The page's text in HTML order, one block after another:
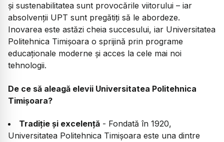
și sustenabilitatea sunt provocările viitorului – iar
absolvenții UPT sunt pregătiți să le abordeze.
Inovarea este astăzi cheia succesului, iar Universitatea
Politehnica Timișoara o sprijină prin programe
educaționale moderne și acces la cele mai noi
tehnologii.
De ce să aleagă elevii Universitatea Politehnica
Timișoara?
Tradiție și excelență - Fondată în 1920,
Universitatea Politehnica Timișoara este una dintre